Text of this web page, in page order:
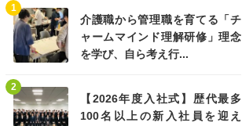
介護職から管理職を育てる「チ
ャームマインド理解研修」理念
を学び、自ら考え行...
1
【2026年度入社式】歴代最多
100名以上の新入社員を迎え
2